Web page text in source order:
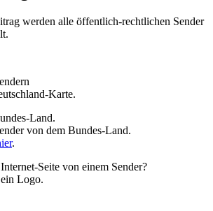
werden alle öffentlich-rechtlichen Sender
Karte.
Land.
von dem Bundes-Land.
.
Seite von einem Sender?
Logo.